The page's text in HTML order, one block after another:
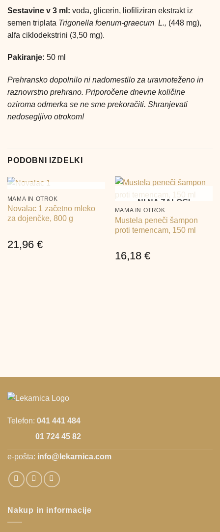
Sestavine v 3 ml: voda, glicerin, liofiliziran ekstrakt iz
semen triplata Trigonella foenum-graecum L., (448 mg),
alfa ciklodekstrini (3,50 mg).
Pakiranje: 50 ml
Prehransko dopolnilo ni nadomestilo za uravnoteženo in
raznovrstno prehrano. Priporočene dnevne količine
oziroma odmerka se ne sme prekoračiti. Shranjevati
nedosegljivo otrokom!
PODOBNI IZDELKI
NI NA ZALOGI
MAMA IN OTROK
Novalac 1 začetno mleko
za dojenčke, 800 g
21,96 €
NI NA ZALOGI
MAMA IN OTROK
Mustela peneči šampon
proti temencam, 150 ml
16,18 €
Telefon: 041 441 484
01 724 45 82
e-pošta: info@lekarnica.com
Nakup in informacije